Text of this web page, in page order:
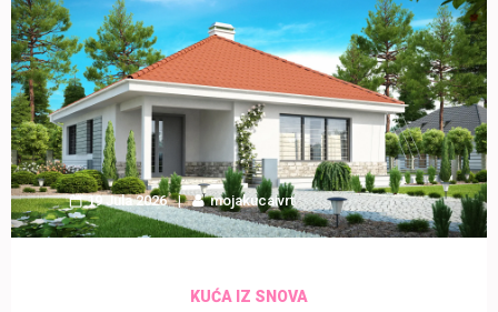
19 Jula 2026 mojakucaivrt
KUĆA IZ SNOVA